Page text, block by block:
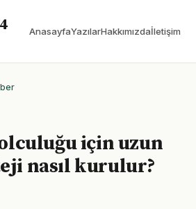
AnasayfaYazılarHakkımızdaİletişim
için uzun
nasıl kurulur?